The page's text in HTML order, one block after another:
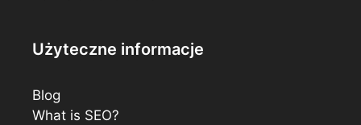
Użyteczne informacje
Blog
What is SEO?